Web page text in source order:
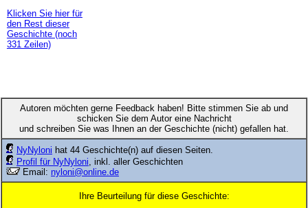
Klicken Sie hier für
den Rest dieser
Geschichte (noch
331 Zeilen)
Autoren möchten gerne Feedback haben! Bitte stimmen Sie ab und
schicken Sie dem Autor eine Nachricht
und schreiben Sie was Ihnen an der Geschichte (nicht) gefallen hat.
NyNyloni hat 44 Geschichte(n) auf diesen Seiten.
Profil für NyNyloni , inkl. aller Geschichten
Email: nyloni@online.de
Ihre Beurteilung für diese Geschichte: